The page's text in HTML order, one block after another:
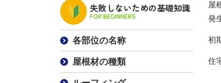
屋
発
初
住
失敗しないための基礎知識
FOR BEGINNERS
各部位の名称
屋根材の種類